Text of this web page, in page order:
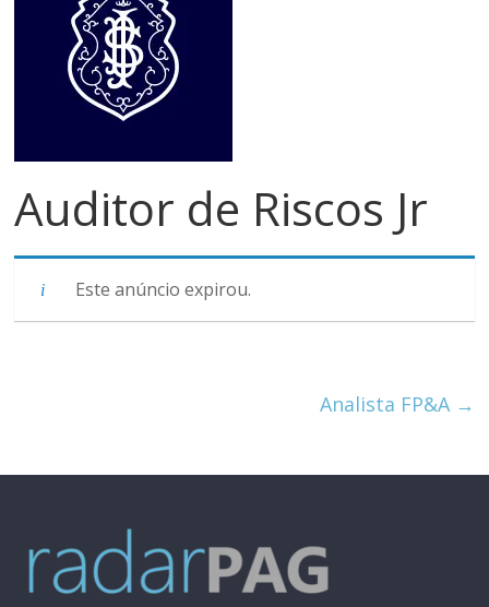
pagamentos
Auditor de Riscos Jr
Este anúncio expirou.
Analista FP&A →